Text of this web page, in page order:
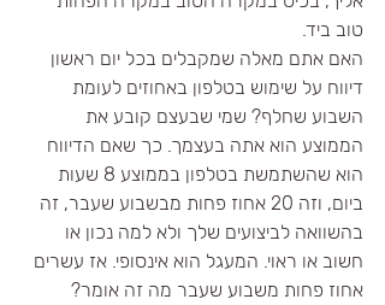
טוב ביד.
האם אתם מאלה שמקבלים בכל יום ראשון
דיווח על שימוש בטלפון באחוזים לעומת
השבוע שחלף? שמי שבעצם קובע את
הממוצע הוא אתה בעצמך. כך שאם הדיווח
הוא שהשתמשת בטלפון בממוצע 8 שעות
ביום, וזה 20 אחוז פחות מבשבוע שעבר, זה
בהשוואה לביצועים שלך ולא למה נכון או
חשוב או ראוי. המעגל הוא אינסופי. אז עשרים
אחוז פחות משבוע שעבר מה זה אומר?